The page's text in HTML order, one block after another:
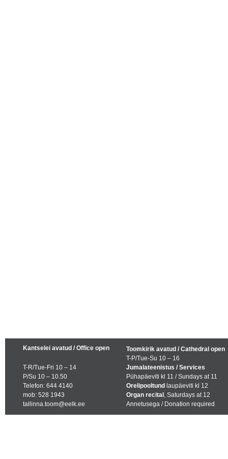
Kantselei avatud / Office open
T-R/Tue-Fri 10 – 14
P/Su 10 – 10.50
Telefon: 644 4140
mob: 528 1943
tallinna.toom@eelk.ee
Toomkirik avatud / Cathedral open
T-P/Tue-Su 10 – 16
Jumalateenistus / Services
Pühapäeviti kl 11 / Sundays at 11
Orelipooltund laupäeviti kl 12
Organ recital , Saturdays at 12
Annetusega / Donation required